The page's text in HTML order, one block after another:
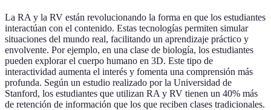
La RA y la RV están revolucionando la forma en que los estudiantes
interactúan con el contenido. Estas tecnologías permiten simular
situaciones del mundo real, facilitando un aprendizaje práctico y
envolvente. Por ejemplo, en una clase de biología, los estudiantes
pueden explorar el cuerpo humano en 3D. Este tipo de
interactividad aumenta el interés y fomenta una comprensión más
profunda. Según un estudio realizado por la Universidad de
Stanford, los estudiantes que utilizan RA y RV tienen un 40% más
de retención de información que los que reciben clases tradicionales.